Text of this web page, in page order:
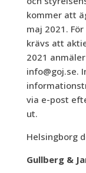
kommer att
maj 2021.
krävs att
2021
info@goj.se.
via e-post
ut.
Helsingborg
Gullberg &